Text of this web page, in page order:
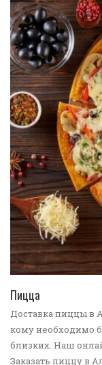
Пицца
Доставка пиццы в
кому необходимо
близких. Наш
Заказать пиццу в